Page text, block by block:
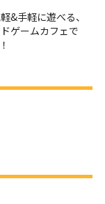
&手軽に遊べる、
ゲームカフェで